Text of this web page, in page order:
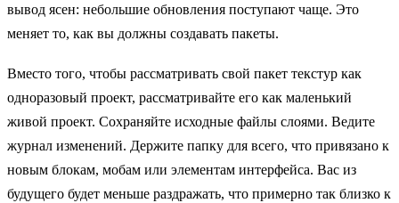
вывод ясен: небольшие обновления поступают чаще. Это
меняет то, как вы должны создавать пакеты.
Вместо того, чтобы рассматривать свой пакет текстур как
одноразовый проект, рассматривайте его как маленький
живой проект. Сохраняйте исходные файлы слоями. Ведите
журнал изменений. Держите папку для всего, что привязано к
новым блокам, мобам или элементам интерфейса. Вас из
будущего будет меньше раздражать, что примерно так близко к